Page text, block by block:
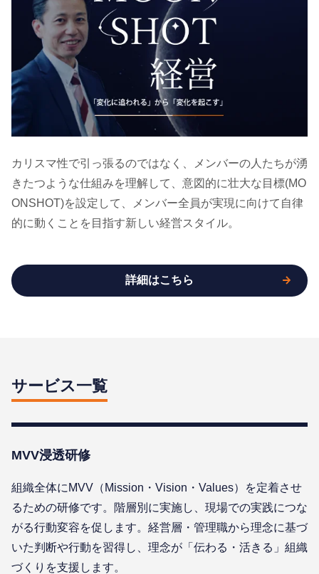
カリスマ性で引っ張るのではなく、メンバーの人たちが湧
きたつような仕組みを理解して、意図的に壮大な目標(MO
ONSHOT)を設定して、メンバー全員が実現に向けて自律
的に動くことを目指す新しい経営スタイル。
詳細はこちら
サービス一覧
MVV浸透研修
組織全体にMVV（Mission・Vision・Values）を定着させ
るための研修です。階層別に実施し、現場での実践につな
がる行動変容を促します。経営層・管理職から理念に基づ
いた判断や行動を習得し、理念が「伝わる・活きる」組織
づくりを支援します。